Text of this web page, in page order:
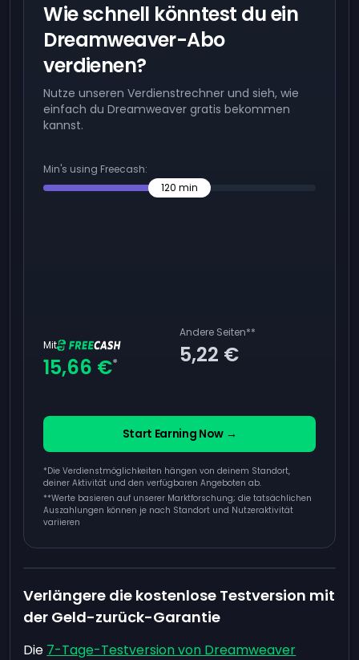
Wie schnell könntest du ein
Dreamweaver-Abo
verdienen?
Nutze unseren Verdienstrechner und sieh, wie
einfach du Dreamweaver gratis bekommen
kannst.
Min's using Freecash:
120 min
Mit
15,66 €*
Andere Seiten**
5,22 €
Start Earning Now →
*Die Verdienstmöglichkeiten hängen von deinem Standort,
deiner Aktivität und den verfügbaren Angeboten ab.
**Werte basieren auf unserer Marktforschung; die tatsächlichen
Auszahlungen können je nach Standort und Nutzeraktivität
variieren
Verlängere die kostenlose Testversion mit
der Geld-zurück-Garantie
Die 7-Tage-Testversion von Dreamweaver